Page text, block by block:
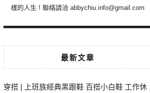
樣的人生 ! 聯絡請洽 abbychiu.info@gmail.com
最新文章
穿搭 | 上班族經典黑跟鞋 百搭小白鞋 工作休